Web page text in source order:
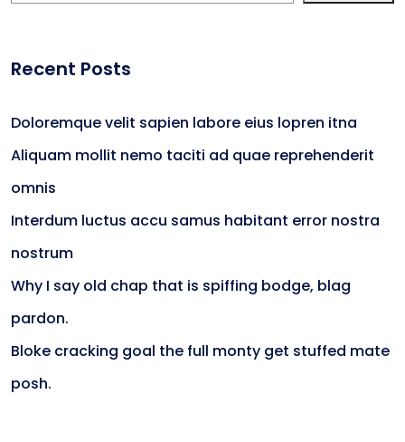
Recent Posts
Doloremque velit sapien labore eius lopren itna
Aliquam mollit nemo taciti ad quae reprehenderit
omnis
Interdum luctus accu samus habitant error nostra
nostrum
Why I say old chap that is spiffing bodge, blag
pardon.
Bloke cracking goal the full monty get stuffed mate
posh.